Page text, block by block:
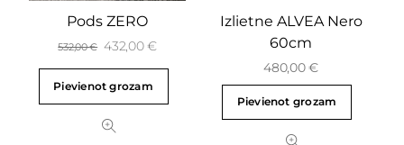
Pods ZERO
532,00€ 432,00€
Pievienot grozam
Izlietne ALVEA Nero
60cm
480,00€
Pievienot grozam